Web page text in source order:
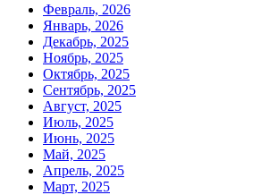
Февраль, 2026
Январь, 2026
Декабрь, 2025
Ноябрь, 2025
Октябрь, 2025
Сентябрь, 2025
Август, 2025
Июль, 2025
Июнь, 2025
Май, 2025
Апрель, 2025
Март, 2025